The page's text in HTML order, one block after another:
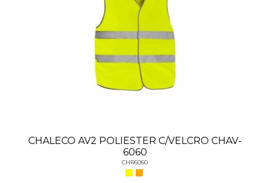
CHALECO AV2 POLIESTER C/VELCRO CHAV-
6060
CHR6060